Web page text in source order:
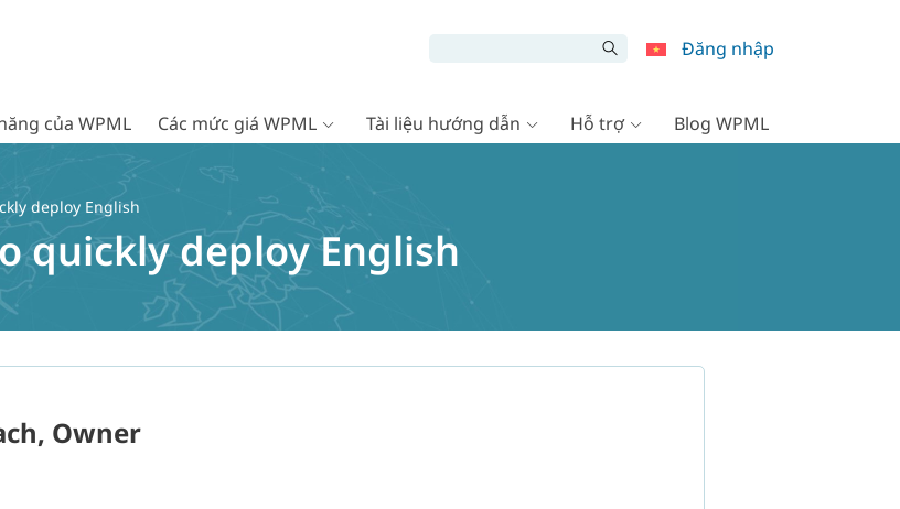
Đăng nhập
của WPML Các mức giá WPML Tài liệu hướng dẫn Hỗ trợ Blog WPML
deploy English
quickly deploy English
Owner